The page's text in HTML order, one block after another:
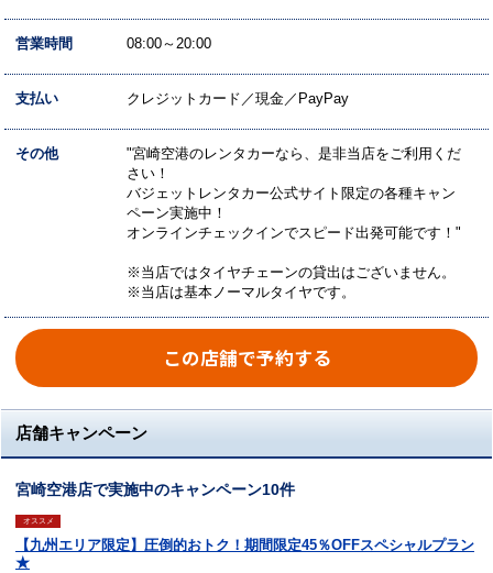
営業時間 08:00～20:00
支払い クレジットカード／現金／PayPay
その他
"宮崎空港のレンタカーなら、是非当店をご利用くだ
さい！
バジェットレンタカー公式サイト限定の各種キャン
ペーン実施中！
オンラインチェックインでスピード出発可能です！"
※当店ではタイヤチェーンの貸出はございません。
※当店は基本ノーマルタイヤです。
この店舗で予約する
店舗キャンペーン
宮崎空港店で実施中のキャンペーン10件
オススメ
【九州エリア限定】圧倒的おトク！期間限定45％OFFスペシャルプラン
★